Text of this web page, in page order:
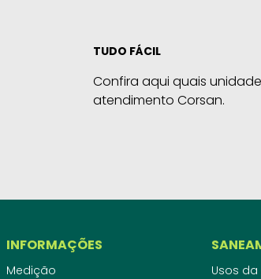
TUDO FÁCIL
Confira aqui quais
atendimento Corsan.
INFORMAÇÕES
Medição
Usos da